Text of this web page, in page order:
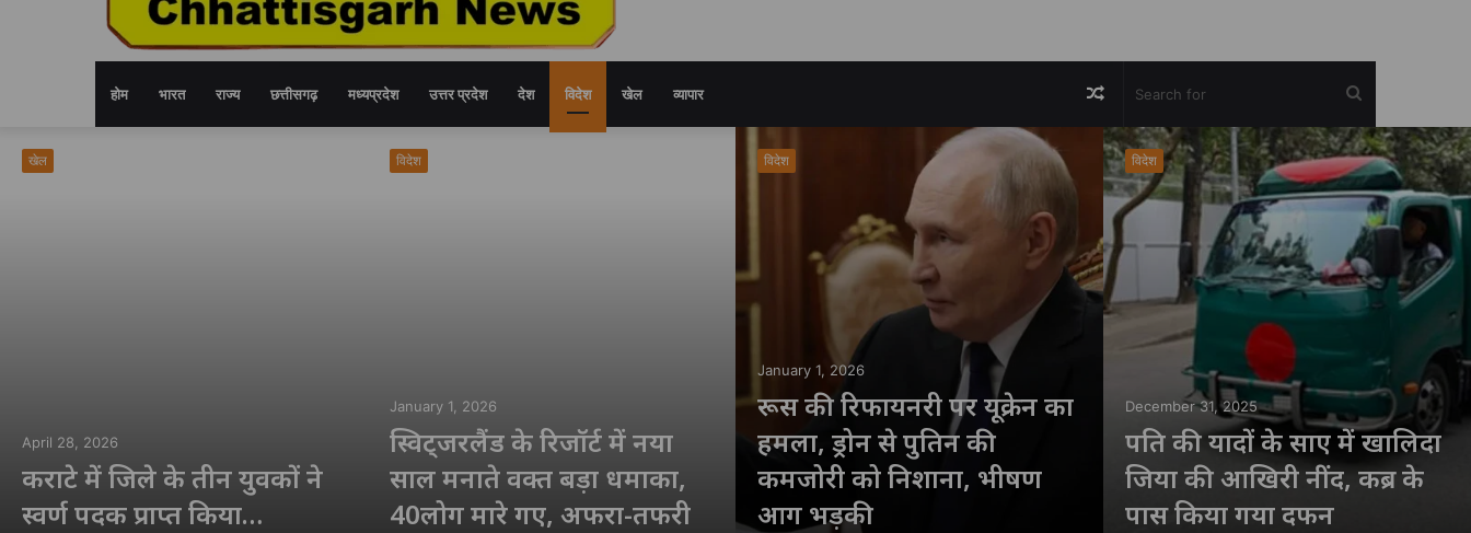
होम भारत राज्य छत्तीसगढ़ मध्यप्रदेश उत्तर प्रदेश देश विदेश खेल व्यापार
for
Random
Article
खेल
April 28, 2026
कराटे में जिले के तीन युवकों ने
स्वर्ण पदक प्राप्त किया…
विदेश
January 1, 2026
स्विट्जरलैंड के रिजॉर्ट में नया
साल मनाते वक्त बड़ा धमाका,
40लोग मारे गए, अफरा-तफरी
विदेश
January 1, 2026
रूस की रिफायनरी पर यूक्रेन का
हमला, ड्रोन से पुतिन की
कमजोरी को निशाना, भीषण
आग भड़की
विदेश
December 31, 2025
पति की यादों के साए में खालिदा
जिया की आखिरी नींद, कब्र के
पास किया गया दफन